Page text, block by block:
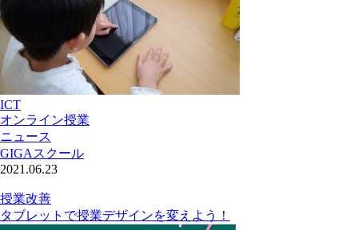
ICT
オンライン授業
ニュース
GIGAスクール
2021.06.23
授業改善
タブレットで授業デザインを変えよう！